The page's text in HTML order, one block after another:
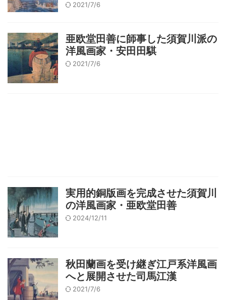
2021/7/6
亜欧堂田善に師事した須賀川派の
洋風画家・安田田騏
2021/7/6
実用的銅版画を完成させた須賀川
の洋風画家・亜欧堂田善
2024/12/11
秋田蘭画を受け継ぎ江戸系洋風画
へと展開させた司馬江漢
2021/7/6